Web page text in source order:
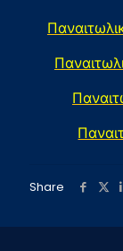
Share